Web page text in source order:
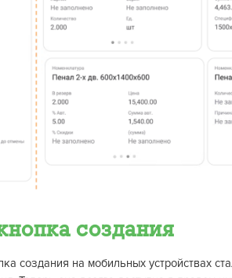
создания
создания на мобильных устройствах